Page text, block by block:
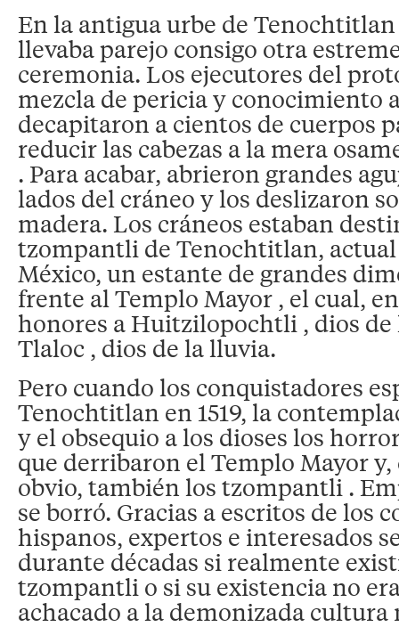
En la antigua urbe de
llevaba parejo consigo otra
ceremonia. Los ejecutores del
mezcla de pericia y conocimiento
decapitaron a cientos de cuerpos
reducir las cabezas a la mera
. Para acabar, abrieron grandes
lados del cráneo y los deslizaron
madera. Los cráneos estaban
tzompantli de Tenochtitlan, actual
México, un estante de grandes
frente al Templo Mayor , el cual,
honores a Huitzilopochtli , dios de
Tlaloc , dios de la lluvia.
Pero cuando los conquistadores
Tenochtitlan en 1519, la
y el obsequio a los dioses los
que derribaron el Templo Mayor y,
obvio, también los tzompantli .
se borró. Gracias a escritos de los
hispanos, expertos e interesados
durante décadas si realmente
tzompantli o si su existencia no
achacado a la demonizada cultura